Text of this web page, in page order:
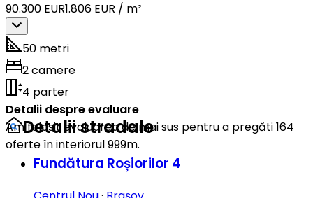
90.300 EUR1.806 EUR / m²
50 metri
2 camere
4 parter
Detalii despre evaluare
Am folosit evaluarea de mai sus pentru a pregăti 164
oferte în interiorul 999m.
Detalii stradale
Fundătura Roșiorilor 4